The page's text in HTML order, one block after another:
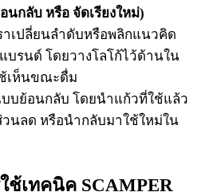
นกลับ หรือ จัดเรียงใหม่)
าเปลี่ยนลำดับหรือพลิกแนวคิด
บรนด์ โดยวางโลโก้ไว้ด้านใน
เห็นขณะดื่ม
บย้อนกลับ โดยนำแก้วที่ใช้แล้ว
นลด หรือนำกลับมาใช้ใหม่ใน
ช้เทคนิค SCAMPER